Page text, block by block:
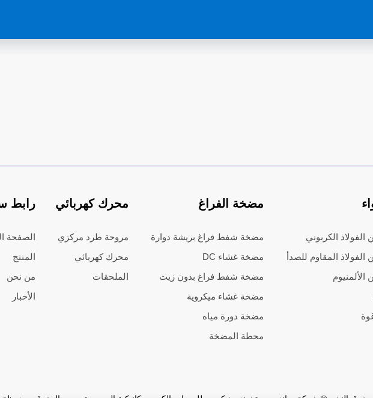
الكربوني
المقاوم للصدأ
مضخة الفراغ
مضخة شفط فراغ بريشة دوارة
مضخة غشاء DC
مضخة شفط فراغ بدون زيت
مضخة غشاء ميكروية
مضخة دورة مياه
محطة المضخة
محرك كهربائي
مروحة طرد مركزي
محرك كهربائي
الملحقات
رابط
الصفحة
المنتج
من نحن
الأخبار